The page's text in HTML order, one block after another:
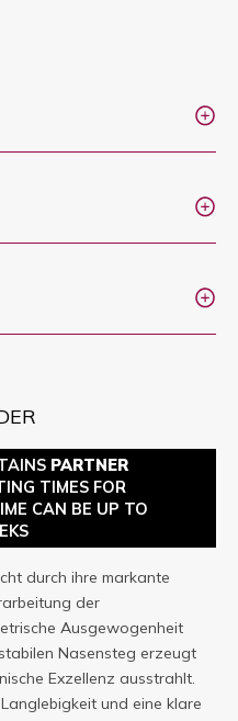
PARTNER
TIMES FOR
CAN BE UP TO
durch ihre markante
der
Ausgewogenheit
Nasensteg erzeugt
Exzellenz ausstrahlt.
und eine klare